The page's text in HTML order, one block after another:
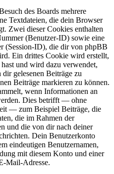
des Boards mehrere
Textdateien, die dein Browser
Zwei dieser Cookies enthalten
(Benutzer-ID) sowie eine
(Session-ID), die dir von phpBB
Ein drittes Cookie wird erstellt,
und wird dazu verwendet,
gelesenen Beiträge zu
Beiträge markieren zu können.
wenn Informationen an
Dies betrifft — ohne
— zum Beispiel Beiträge, die
die im Rahmen der
und die von dir nach deiner
Dein Benutzerkonto
eindeutigen Benutzernamen,
mit diesem Konto und einer
Mail-Adresse.